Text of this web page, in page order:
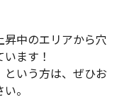
昇中のエリアから穴
ます！
という方は、ぜひお
。